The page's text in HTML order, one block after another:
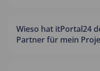
Wieso hat itPortal24
Partner für mein